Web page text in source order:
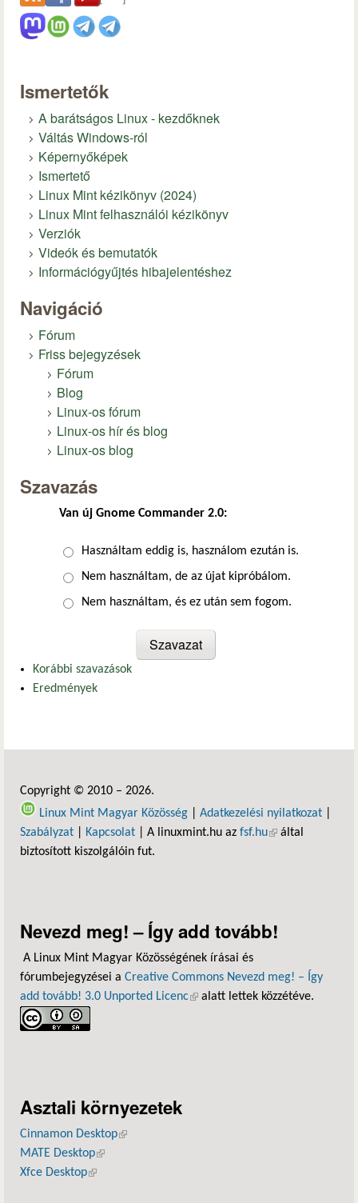
Ismertetők
A barátságos Linux - kezdőknek
Váltás Windows-ról
Képernyőképek
Ismertető
Linux Mint kézikönyv (2024)
Linux Mint felhasználói kézikönyv
Verziók
Videók és bemutatók
Információgyűjtés hibajelentéshez
Navigáció
Fórum
Friss bejegyzések
Fórum
Blog
Linux-os fórum
Linux-os hír és blog
Linux-os blog
Szavazás
Van új Gnome Commander 2.0:
Választások
Használtam eddig is, használom ezután is.
Nem használtam, de az újat kipróbálom.
Nem használtam, és ez után sem fogom.
Korábbi szavazások
Eredmények
Copyright © 2010 – 2026.
Linux Mint Magyar Közösség
Adatkezelési nyilatkozat
Szabályzat
Kapcsolat | A linuxmint.hu az fsf.hu(külső hivatkozás)
által
biztosított kiszolgálóin fut.
Nevezd meg! – Így add tovább!
A Linux Mint Magyar Közösségének írásai és
fórumbejegyzései a Creative Commons Nevezd meg! – Így
add tovább! 3.0 Unported Licenc(külső hivatkozás)
alatt lettek közzétéve.
Asztali környezetek
Cinnamon Desktop(külső hivatkozás)
MATE Desktop(külső hivatkozás)
Xfce Desktop(külső hivatkozás)